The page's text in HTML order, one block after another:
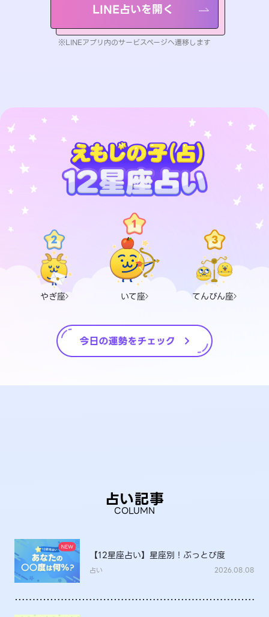
LINE占いを開く
※LINEアプリ内のサービスページへ遷移します
やぎ座 いて座 てんびん座
占い記事
COLUMN
【12星座占い】星座別！ぶっとび度
占い 2026.08.08